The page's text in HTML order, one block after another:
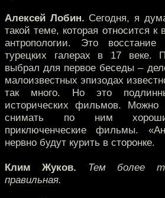
Алексей Лобин. Сегодня, я
такой теме, которая относится к
антропологии. Это
турецких галерах в 17 веке.
выбрал для первое беседы –
малоизвестных эпизодах
так много. Но это
исторических фильмов. Можно
снимать по ним хорошие
приключенческие фильмы.
нервно будут курить в сторонке.
Клим Жуков. Тем более
правильная.